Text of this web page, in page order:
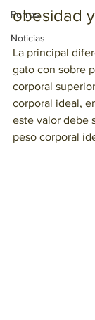
Perros
Noticias
obesidad
La principal
gato con sobre
corporal
corporal ideal,
este valor debe
peso corporal